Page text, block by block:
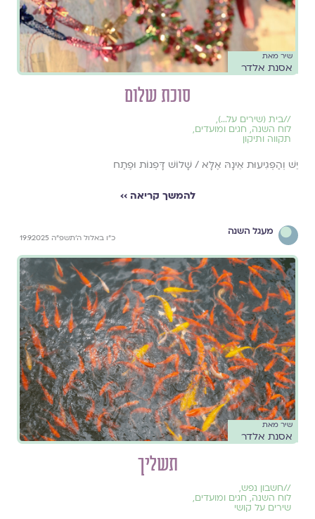
שיר מאת
אסנת אלדר
סוכת שלום
//בית (שירים על...),
לוח השנה, חגים ומועדים,
תקווה ותיקון
יֵשׁ וְהַפְּגִיעוּת אֵינָהּ אֶלָּא / שָׁלוֹשׁ דָּפְנוֹת וּפֶתַח
להמשך קריאה ››
מעגל השנה
כ״ו באלול ה׳תשפ״ה 19.9.2025
שיר מאת
אסנת אלדר
תשליך
//חשבון נפש,
לוח השנה, חגים ומועדים,
שירים על קושי